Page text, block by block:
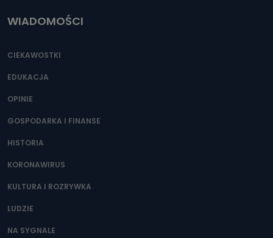
WIADOMOŚCI
CIEKAWOSTKI
EDUKACJA
OPINIE
GOSPODARKA I FINANSE
HISTORIA
KORONAWIRUS
KULTURA I ROZRYWKA
LUDZIE
NA SYGNALE